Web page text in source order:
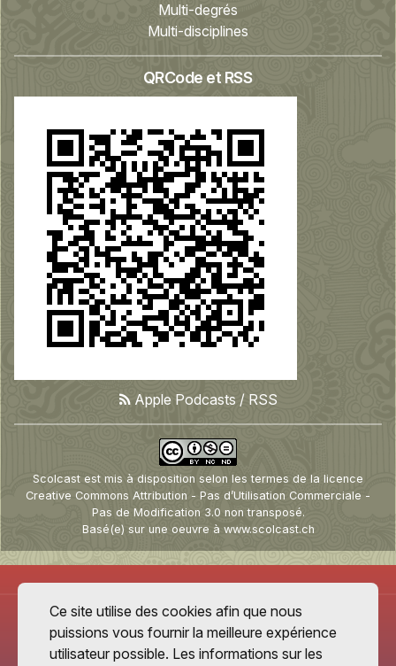
Multi-degrés
Multi-disciplines
QRCode et RSS
Apple Podcasts / RSS
Scolcast est mis à disposition selon les termes de la licence
Creative Commons Attribution - Pas d’Utilisation Commerciale -
Pas de Modification 3.0 non transposé.
Basé(e) sur une oeuvre à www.scolcast.ch
Ce site utilise des cookies afin que nous
puissions vous fournir la meilleure expérience
utilisateur possible. Les informations sur les